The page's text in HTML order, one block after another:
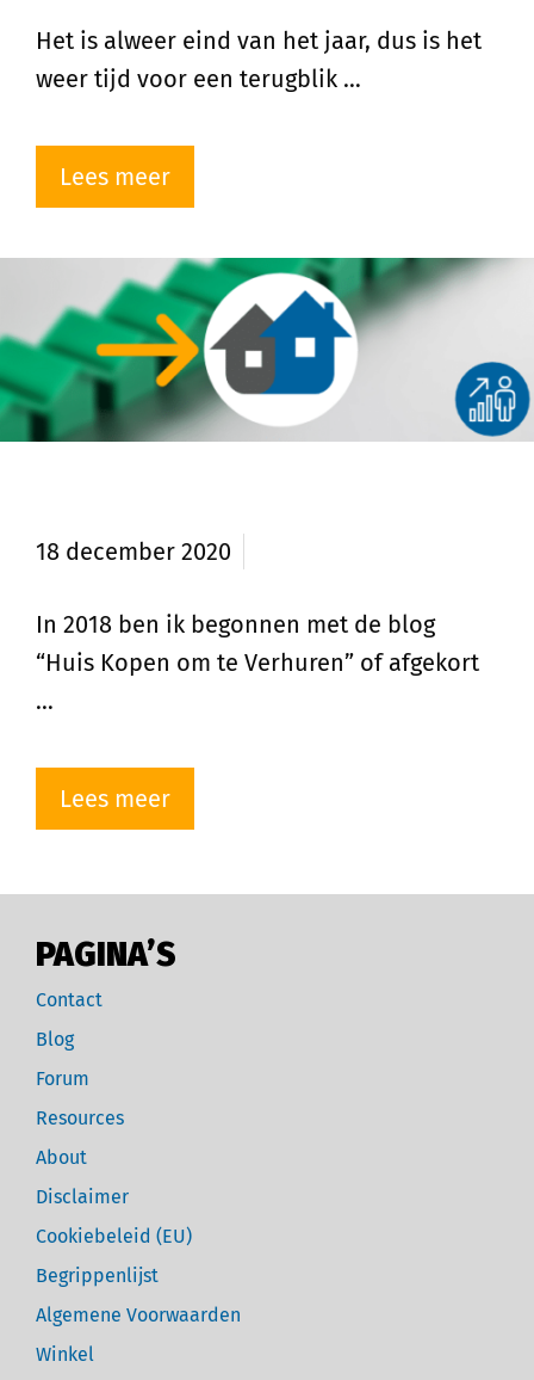
Het is alweer eind van het jaar, dus is het
weer tijd voor een terugblik …
Lees meer
18 december 2020
In 2018 ben ik begonnen met de blog
“Huis Kopen om te Verhuren” of afgekort
…
Lees meer
PAGINA’S
Contact
Blog
Forum
Resources
About
Disclaimer
Cookiebeleid (EU)
Begrippenlijst
Algemene Voorwaarden
Winkel